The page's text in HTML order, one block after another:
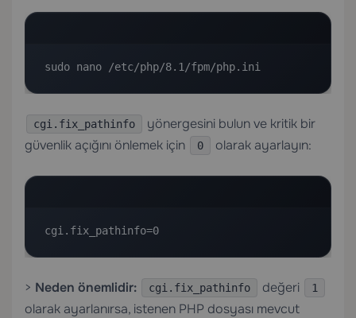
sudo nano /etc/php/8.1/fpm/php.ini
cgi.fix_pathinfo
yönergesini bulun ve kritik bir
güvenlik açığını önlemek için
0 olarak ayarlayın:
cgi.fix_pathinfo=0
> Neden önemlidir: cgi.fix_pathinfo değeri 1
olarak ayarlanırsa, istenen PHP dosyası mevcut